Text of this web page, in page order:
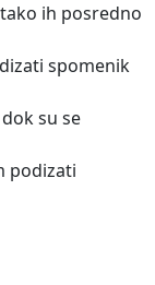
ih posredno
spomenik
su se
podizati